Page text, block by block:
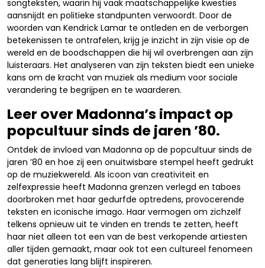
songteksten, waarin hij vaak maatschappelijke kwesties
aansnijdt en politieke standpunten verwoordt. Door de
woorden van Kendrick Lamar te ontleden en de verborgen
betekenissen te ontrafelen, krijg je inzicht in zijn visie op de
wereld en de boodschappen die hij wil overbrengen aan zijn
luisteraars. Het analyseren van zijn teksten biedt een unieke
kans om de kracht van muziek als medium voor sociale
verandering te begrijpen en te waarderen.
Leer over Madonna’s impact op
popcultuur sinds de jaren ’80.
Ontdek de invloed van Madonna op de popcultuur sinds de
jaren ’80 en hoe zij een onuitwisbare stempel heeft gedrukt
op de muziekwereld. Als icoon van creativiteit en
zelfexpressie heeft Madonna grenzen verlegd en taboes
doorbroken met haar gedurfde optredens, provocerende
teksten en iconische imago. Haar vermogen om zichzelf
telkens opnieuw uit te vinden en trends te zetten, heeft
haar niet alleen tot een van de best verkopende artiesten
aller tijden gemaakt, maar ook tot een cultureel fenomeen
dat generaties lang blijft inspireren.